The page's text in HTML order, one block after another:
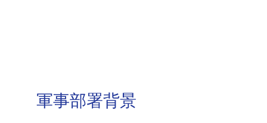
軍事部署背景